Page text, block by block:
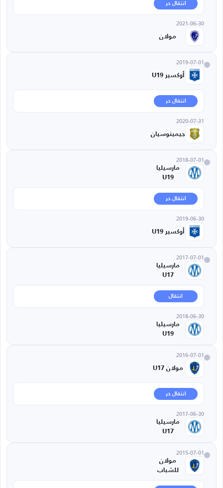
انتقال حر
2021-06-30
مولان
2019-07-01
أوكسير U19
انتقال حر
2020-07-31
جيمينوسيان
2018-07-01
مارسيليا
U19
انتقال حر
2019-06-30
أوكسير U19
2017-07-01
مارسيليا
U17
انتقال
2018-06-30
مارسيليا
U19
2016-07-01
مولان U17
انتقال حر
2017-06-30
مارسيليا
U17
2015-07-01
مولان
للشباب